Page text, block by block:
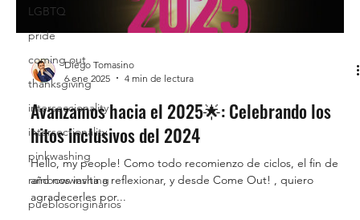
LGBTQ
pride
coming out
thanksgiving
interseccionality
intersectionality
pinkwashing
rainbowwashing
pueblosoriginarios
Diego Tomasino
6 ene 2025
4 min de lectura
Avanzamos hacia el 2025🌟: Celebrando los
hitos inclusivos del 2024
Hello, my people! Como todo recomienzo de ciclos, el fin de
año nos invita a reflexionar, y desde Come Out! , quiero
agradecerles por...